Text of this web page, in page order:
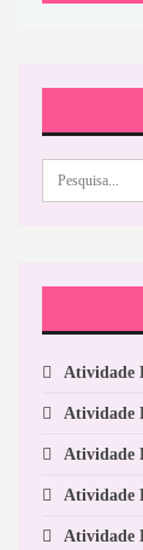
Atividade
Atividade
Atividade
Atividade
Atividade